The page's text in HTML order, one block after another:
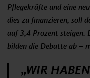
Pflegekräfte und eine
dies zu finanzieren, soll
auf 3,4 Prozent steigen.
bilden die Debatte ab –
„WIR